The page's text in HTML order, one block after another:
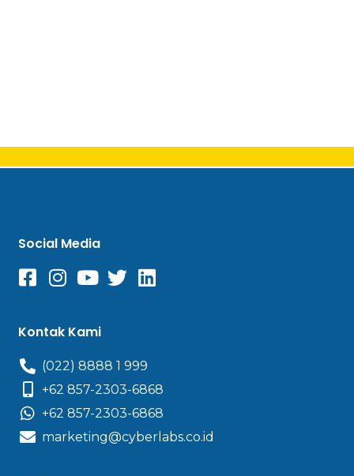
Social Media
Kontak Kami
(022) 8888 1 999
+62 857-2303-6868
+62 857-2303-6868
marketing@cyberlabs.co.id